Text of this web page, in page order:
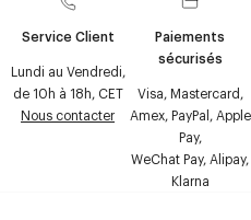
Service Client
Lundi au Vendredi,
de 10h à 18h, CET
Nous contacter
Paiements
sécurisés
Visa, Mastercard,
Amex, PayPal, Apple
Pay,
WeChat Pay, Alipay,
Klarna